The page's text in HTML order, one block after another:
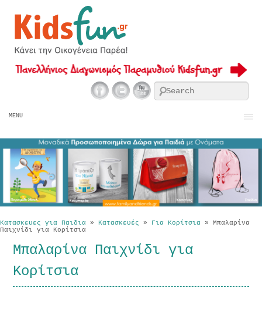
MENU
Κατασκευες για Παιδια » Κατασκευές » Για Κορίτσια » Μπαλαρίνα
Παιχνίδι για Κορίτσια
Μπαλαρίνα Παιχνίδι για
Κορίτσια